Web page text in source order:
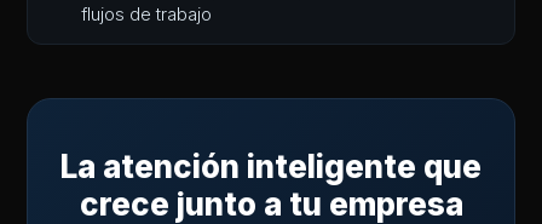
flujos de trabajo
La atención inteligente que
crece junto a tu empresa